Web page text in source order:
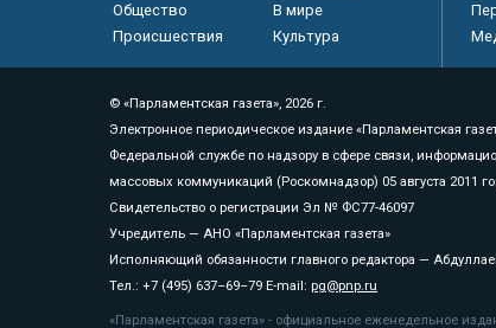
Общество
В мире
Происшествия
Культура
© «Парламентская газета», 2026 г.
Электронное периодическое издание «Парламентская
Федеральной службе по надзору в сфере связи,
массовых коммуникаций (Роскомнадзор) 05 августа 2011
Свидетельство о регистрации Эл № ФС77-46097
Учредитель — АНО «Парламентская газета»
Исполняющий обязанности главного редактора —
Тел.: +7 (495) 637–69–79 E-mail: pg@pnp.ru
«Парламентская газета» - официальное еженедельное